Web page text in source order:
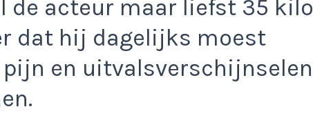
de acteur maar liefst 35 kilo
dat hij dagelijks moest
en uitvalsverschijnselen